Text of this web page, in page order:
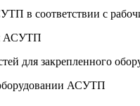
в соответствии с
АСУТП
для закрепленного
АСУТП